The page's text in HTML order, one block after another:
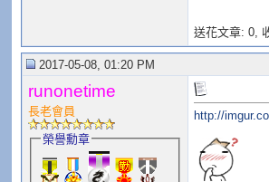
送花文章: 0,
2017-05-08, 01:20 PM
runonetime
長老會員
榮譽勳章
http://